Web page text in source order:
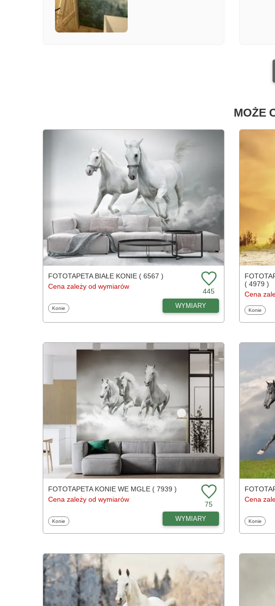
MOŻE
FOTOTAPETA BIAŁE KONIE ( 6567 )
Cena zależy od wymiarów
445
Fototapety
Konie WYMIARY
( 4979 )
Cena
Fototapety
Konie
FOTOTAPETA KONIE WE MGLE ( 7939 )
Cena zależy od wymiarów
75
Fototapety
Konie WYMIARY
Cena
Fototapety
Konie